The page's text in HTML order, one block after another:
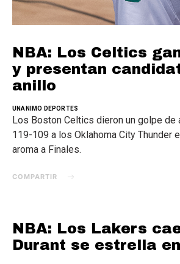
NBA: Los Celtics
y presentan
anillo
UNANIMO DEPORTES
Los Boston Celtics dieron un golpe de
119-109 a los Oklahoma City Thunder
aroma a Finales.
COMPARTIR
NBA: Los Lakers
Durant se estrella